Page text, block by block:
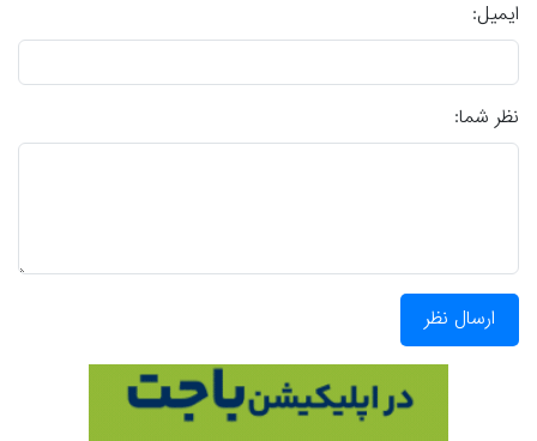
ایمیل:
نظر شما:
ارسال نظر